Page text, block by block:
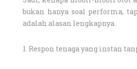
bukan hanya soal performa,
adalah alasan lengkapnya.
1. Respon tenaga yang instan